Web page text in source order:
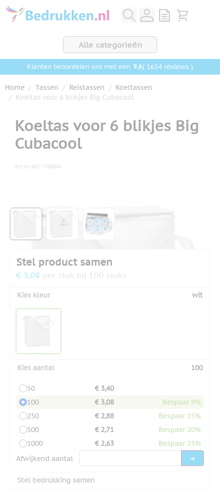
Ga naar de inhoud
View quote,
Bekijk
Alle categorieën
Klanten beoordelen ons met een 9,6( 1654 reviews )
Home / Tassen / Reistassen / Koeltassen
/ Koeltas voor 6 blikjes Big Cubacool
Koeltas voor 6 blikjes Big
Cubacool
Art.nr. MO-100884
View larger imageView larger imageView larger image
Stel product samen
€ 3,08 per stuk bij 100 stuks
Kies kleur wit
Kies aantal 100
50
€ 3,40
100
€ 3,08
Bespaar 9%
250
€ 2,88
Bespaar 15%
500
€ 2,71
Bespaar 20%
1000
€ 2,63
Bespaar 23%
Afwijkend aantal
Stel bedrukking samen